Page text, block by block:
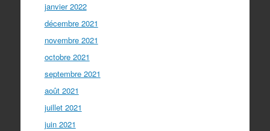
janvier 2022
décembre 2021
novembre 2021
octobre 2021
septembre 2021
août 2021
juillet 2021
juin 2021